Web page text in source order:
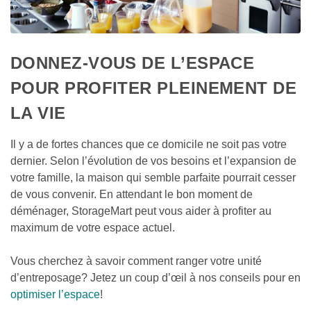
DONNEZ-VOUS DE L’ESPACE
POUR PROFITER PLEINEMENT DE
LA VIE
Il y a de fortes chances que ce domicile ne soit pas votre
dernier. Selon l’évolution de vos besoins et l’expansion de
votre famille, la maison qui semble parfaite pourrait cesser
de vous convenir. En attendant le bon moment de
déménager, StorageMart peut vous aider à profiter au
maximum de votre espace actuel.
Vous cherchez à savoir comment ranger votre unité
optimiser l’espace!